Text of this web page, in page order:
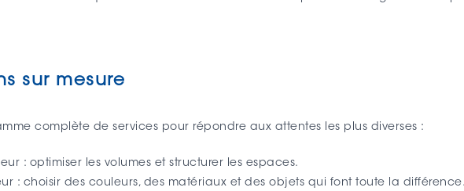
sur mesure
complète de services pour répondre aux attentes les plus diverses :
: optimiser les volumes et structurer les espaces.
: choisir des couleurs, des matériaux et des objets qui font toute la différence.